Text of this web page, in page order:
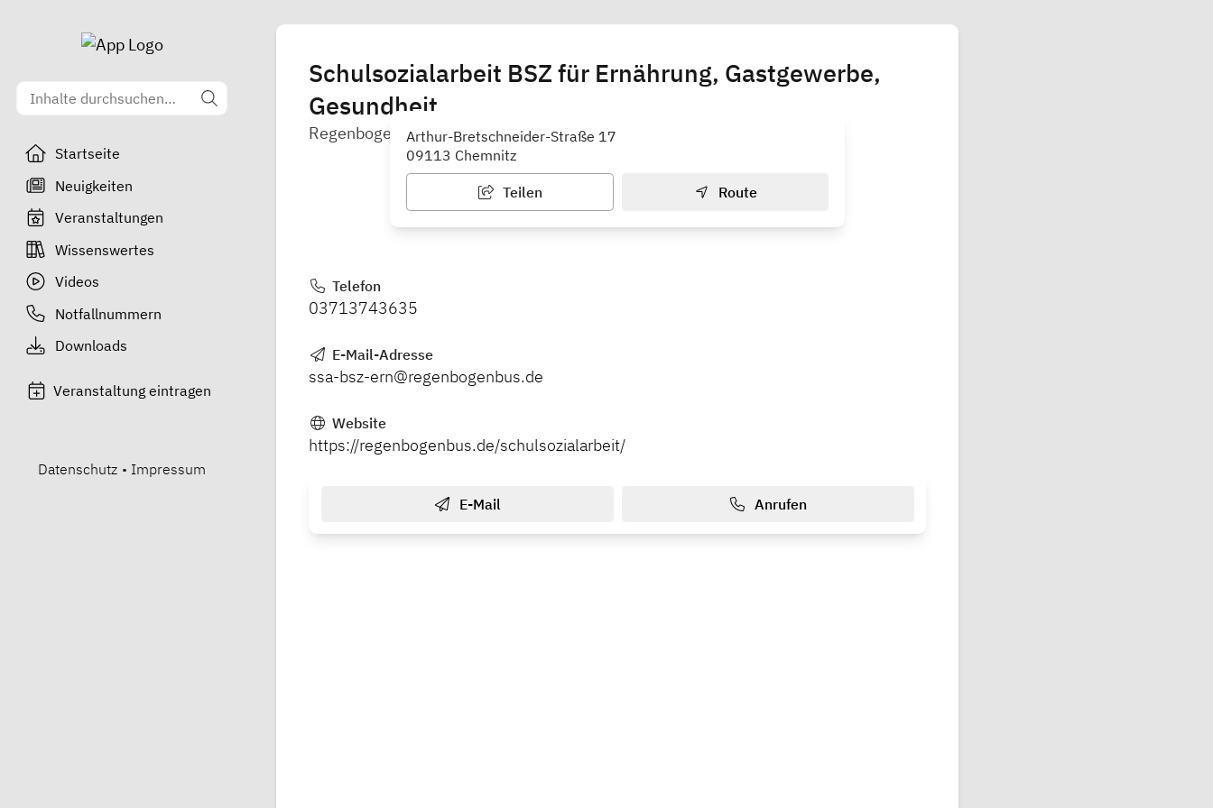
Startseite
Neuigkeiten
Veranstaltungen
Wissenswertes
Videos
Notfallnummern
Downloads
Veranstaltung eintragen
Datenschutz • Impressum
Schulsozialarbeit BSZ für Ernährung, Gastgewerbe,
Gesundheit
Regenbogenbus e. V. (Schloßchemnitz)
Arthur-Bretschneider-Straße 17
09113 Chemnitz
Teilen Route
Telefon
03713743635
E-Mail-Adresse
ssa-bsz-ern@regenbogenbus.de
Website
https://regenbogenbus.de/schulsozialarbeit/
E-Mail Anrufen